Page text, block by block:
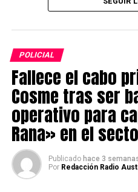
G.O.P.E., C.O.P. y Centauro.
Como resultado de los
detuvo a cinco personas.
órdenes de detención
homicidio frustrado y tráfico
cantidades.
Durante el operativo se
papel cuadriculado, 30 dosis
20 bolsas con marihuana
POLICIAL
Fallece el cabo
Cosme tras ser
operativo para
Rana» en el
Publicado hace 3
Por Redacción Radio